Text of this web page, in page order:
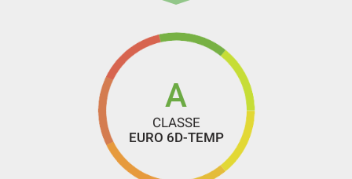
Specchietti laterali elettrici
Specchietto retrovisore con funzione antiabbagliamento
Start/Stop Automatico
Telecamera per parcheggio assistito
A
CLASSE
EURO 6D-TEMP